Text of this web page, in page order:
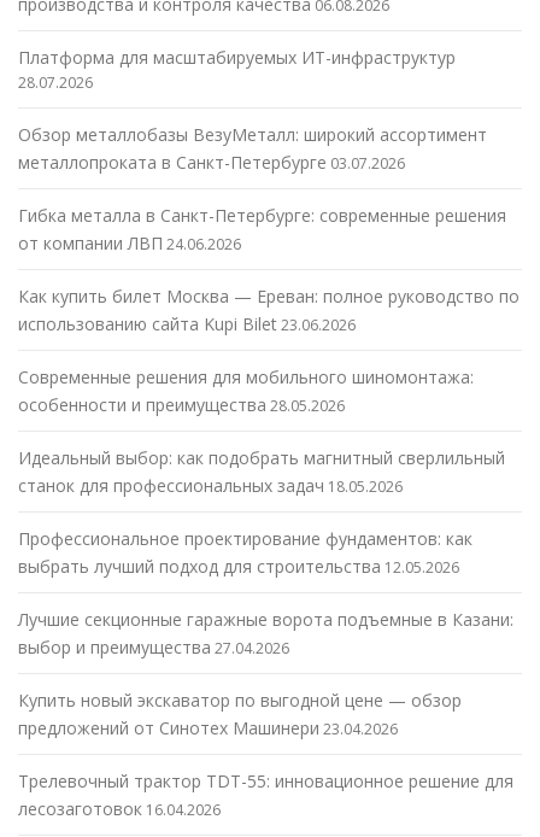
06.08.2026
Платформа для масштабируемых ИТ-инфраструктур
28.07.2026
Обзор металлобазы ВезуМеталл: широкий ассортимент
металлопроката в Санкт-Петербурге 03.07.2026
Гибка металла в Санкт-Петербурге: современные решения
от компании ЛВП 24.06.2026
Как купить билет Москва — Ереван: полное руководство по
использованию сайта Kupi Bilet23.06.2026
Современные решения для мобильного шиномонтажа:
особенности и преимущества 28.05.2026
Идеальный выбор: как подобрать магнитный сверлильный
станок для профессиональных задач 18.05.2026
Профессиональное проектирование фундаментов: как
выбрать лучший подход для строительства 12.05.2026
Лучшие секционные гаражные ворота подъемные в Казани:
выбор и преимущества 27.04.2026
Купить новый экскаватор по выгодной цене — обзор
предложений от Синотех Машинери 23.04.2026
Трелевочный трактор TDT-55: инновационное решение для
лесозаготовок 16.04.2026